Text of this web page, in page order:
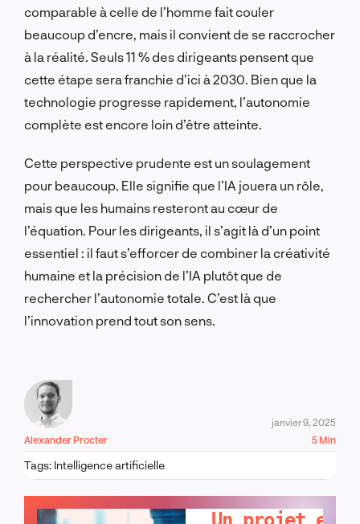
comparable à celle de l’homme fait couler
beaucoup d’encre, mais il convient de se raccrocher
à la réalité. Seuls 11 % des dirigeants pensent que
cette étape sera franchie d’ici à 2030. Bien que la
technologie progresse rapidement, l’autonomie
complète est encore loin d’être atteinte.
Cette perspective prudente est un soulagement
pour beaucoup. Elle signifie que l’IA jouera un rôle,
mais que les humains resteront au cœur de
l’équation. Pour les dirigeants, il s’agit là d’un point
essentiel : il faut s’efforcer de combiner la créativité
humaine et la précision de l’IA plutôt que de
rechercher l’autonomie totale. C’est là que
l’innovation prend tout son sens.
Alexander Procter
janvier 9, 2025
5 Min
Tags: Intelligence artificielle